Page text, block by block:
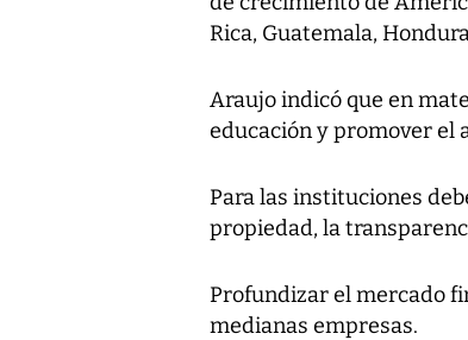
Rica, Guatemala,
Araujo indicó que en
educación y promover el
Para las instituciones
propiedad, la
Profundizar el mercado
medianas empresas.